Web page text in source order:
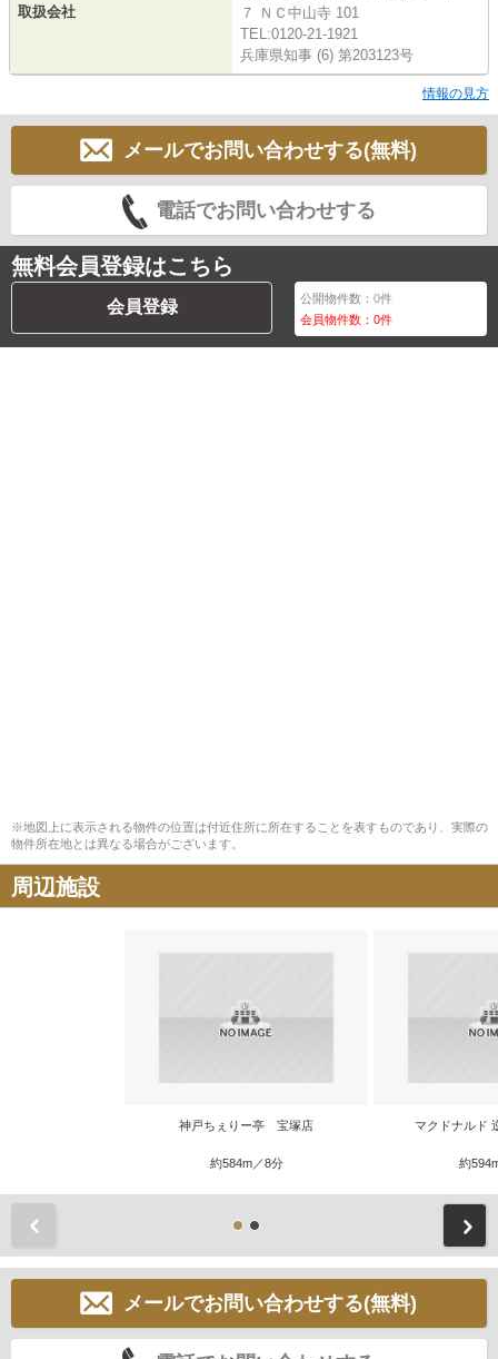
取扱会社
７ ＮＣ中山寺 101
TEL:0120-21-1921
兵庫県知事 (6) 第203123号
情報の見方
メールでお問い合わせする(無料)
電話でお問い合わせする
無料会員登録はこちら
会員登録 公開物件数：0件
会員物件数：0件
※地図上に表示される物件の位置は付近住所に所在することを表すものであり、実際の
物件所在地とは異なる場合がございます。
周辺施設
神戸ちぇりー亭 宝塚店
約584m／8分
マクドナルド
約
メールでお問い合わせする(無料)